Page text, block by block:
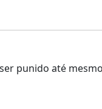
punido até